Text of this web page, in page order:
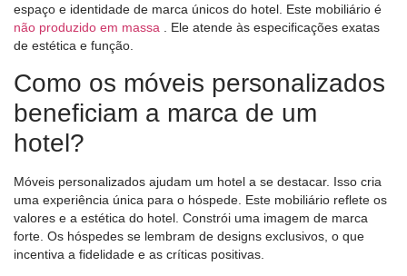
espaço e identidade de marca únicos do hotel. Este mobiliário é
não produzido em massa . Ele atende às especificações exatas
de estética e função.
Como os móveis personalizados
beneficiam a marca de um
hotel?
Móveis personalizados ajudam um hotel a se destacar. Isso cria
uma experiência única para o hóspede. Este mobiliário reflete os
valores e a estética do hotel. Constrói uma imagem de marca
forte. Os hóspedes se lembram de designs exclusivos, o que
incentiva a fidelidade e as críticas positivas.